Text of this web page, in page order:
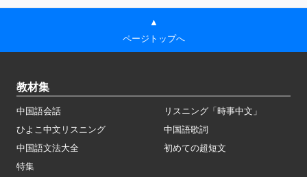
▲
ページトップへ
教材集
中国語会話
リスニング「時事中文」
ひよこ中文リスニング
中国語歌詞
中国語文法大全
初めての超短文
特集